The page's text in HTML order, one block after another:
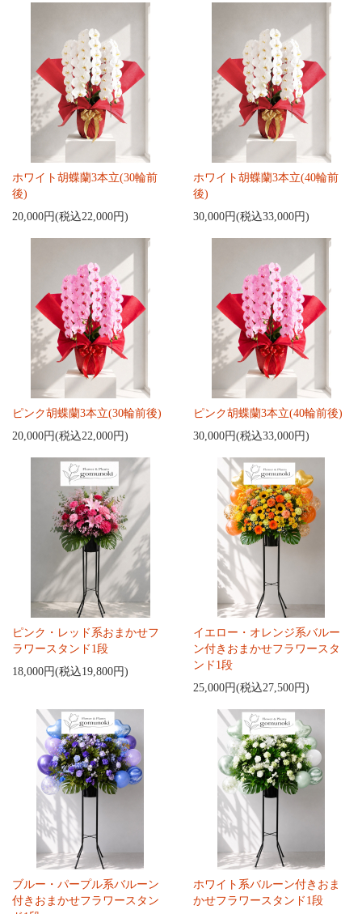
ホワイト胡蝶蘭3本立(30輪前
後)
20,000円(税込22,000円)
ホワイト胡蝶蘭3本立(40輪前
後)
30,000円(税込33,000円)
ピンク胡蝶蘭3本立(30輪前後)
20,000円(税込22,000円)
ピンク胡蝶蘭3本立(40輪前後)
30,000円(税込33,000円)
ピンク・レッド系おまかせフ
ラワースタンド1段
18,000円(税込19,800円)
イエロー・オレンジ系バルー
ン付きおまかせフラワースタ
ンド1段
25,000円(税込27,500円)
ブルー・パープル系バルーン
付きおまかせフラワースタン
ホワイト系バルーン付きおま
かせフラワースタンド1段